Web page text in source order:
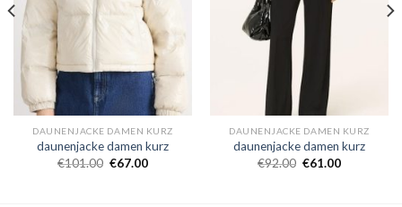
DAUNENJACKE DAMEN KURZ
daunenjacke damen kurz
€101.00 €67.00
DAUNENJACKE DAMEN KURZ
daunenjacke damen kurz
€92.00 €61.00